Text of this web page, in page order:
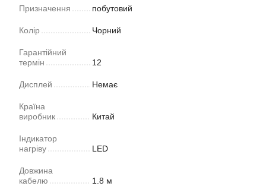
Призначення побутовий
Колір Чорний
Гарантійний
термін
12
Дисплей Немає
Країна
виробник
Китай
Індикатор
нагріву
LED
Довжина
кабелю
1.8 м